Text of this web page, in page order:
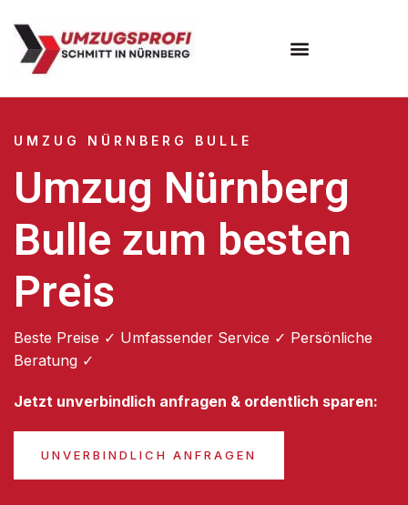
UMZUG NÜRNBERG BULLE
Umzug Nürnberg
Bulle zum besten
Preis
Beste Preise ✓ Umfassender Service ✓ Persönliche
Beratung ✓
Jetzt unverbindlich anfragen & ordentlich sparen:
UNVERBINDLICH ANFRAGEN